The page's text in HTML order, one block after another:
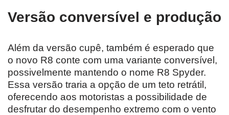
Versão conversível e produção
Além da versão cupê, também é esperado que
o novo R8 conte com uma variante conversível,
possivelmente mantendo o nome R8 Spyder.
Essa versão traria a opção de um teto retrátil,
oferecendo aos motoristas a possibilidade de
desfrutar do desempenho extremo com o vento